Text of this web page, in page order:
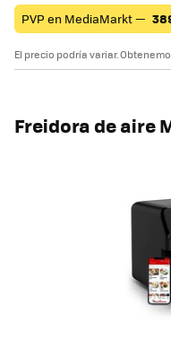
PVP en MediaMarkt —
El precio podría variar.
Freidora de aire